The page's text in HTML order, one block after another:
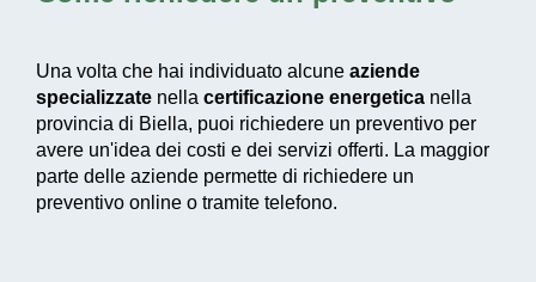
Una volta che hai individuato alcune aziende
specializzate nella certificazione energetica nella
provincia di Biella, puoi richiedere un preventivo per
avere un'idea dei costi e dei servizi offerti. La maggior
parte delle aziende permette di richiedere un
preventivo online o tramite telefono.